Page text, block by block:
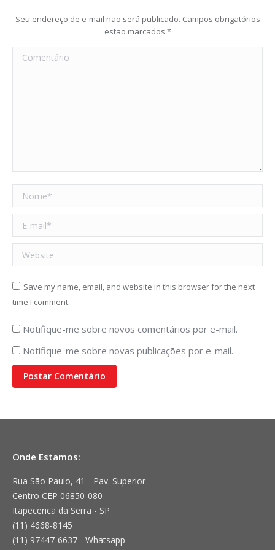
Seu endereço de e-mail não será publicado. Campos obrigatórios
estão marcados *
Comentário
Nome *
E-mail *
Website
Save my name, email, and website in this browser for the next
time I comment.
Notifique-me sobre novos comentários por e-mail.
Notifique-me sobre novas publicações por e-mail.
Postar Comentário
Onde Estamos:
Rua São Paulo, 41 - Pav. Superior
Centro CEP 06850-080
Itapecerica da Serra - SP
(11) 4668-8145
(11) 97447-6637 - Whatsapp